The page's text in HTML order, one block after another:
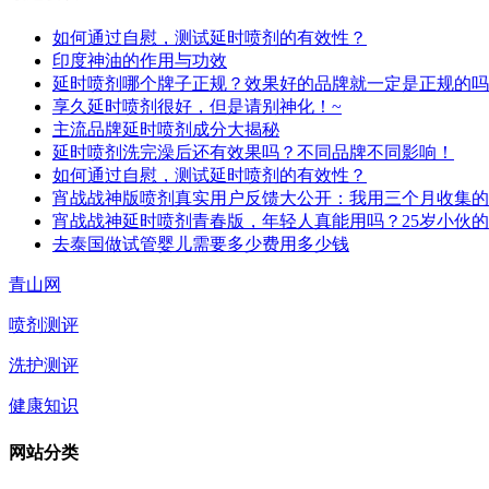
如何通过自慰，测试延时喷剂的有效性？
印度神油的作用与功效
延时喷剂哪个牌子正规？效果好的品牌就一定是正规的吗
享久延时喷剂很好，但是请别神化！~
主流品牌延时喷剂成分大揭秘
延时喷剂洗完澡后还有效果吗？不同品牌不同影响！
如何通过自慰，测试延时喷剂的有效性？
宵战战神版喷剂真实用户反馈大公开：我用三个月收集
宵战战神延时喷剂青春版，年轻人真能用吗？25岁小伙
去泰国做试管婴儿需要多少费用多少钱
青山网
喷剂测评
洗护测评
健康知识
网站分类